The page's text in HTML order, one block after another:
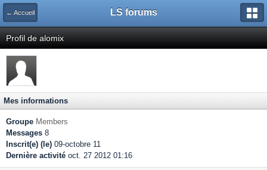
← Accueil LS forums
Profil de alomix
Mes informations
Groupe Members
Messages 8
Inscrit(e) (le) 09-octobre 11
Dernière activité oct. 27 2012 01:16